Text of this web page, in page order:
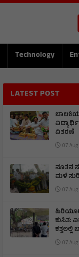
Technology
LATEST POST
ವಿತರಣೆ
07
ನೂತನ
ಮಳೆ
07
ಕುಸಿತ:
07